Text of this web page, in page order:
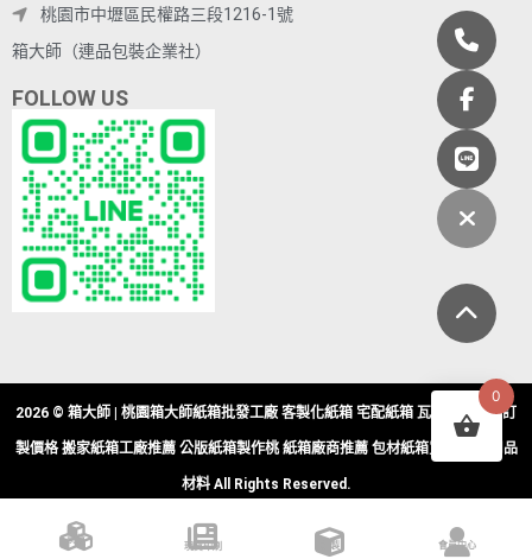
桃園市中壢區民權路三段1216-1號
箱大師（連品包裝企業社）
FOLLOW US
2026 © 箱大師 | 桃園箱大師紙箱批發工廠 客製化紙箱 宅配紙箱 瓦楞紙箱批發訂
製價格 搬家紙箱工廠推薦 公版紙箱製作桃 紙箱廠商推薦 包材紙箱買賣 包裝用品
材料 All Rights Reserved.
現貨
現貨印刷 訂製 會員中心
0